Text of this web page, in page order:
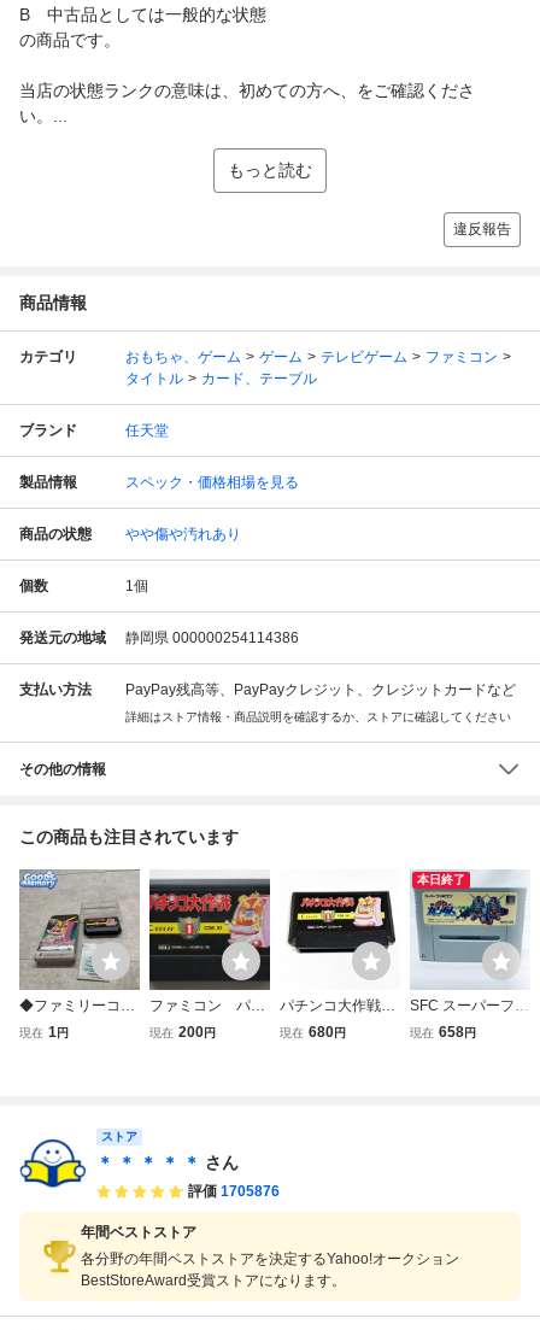
B 中古品としては一般的な状態
の商品です。
当店の状態ランクの意味は、初めての方へ、をご確認くださ
い。...
もっと読む
違反報告
商品情報
カテゴリ おもちゃ、ゲーム ゲーム テレビゲーム
ファミコン
タイトル
カード、テーブル
ブランド 任天堂
製品情報 スペック・価格相場を見る
商品の状態 やや傷や汚れあり
個数 1個
発送元の地域 静岡県 000000254114386
支払い方法 PayPay残高等、PayPayクレジット、クレジットカードなど
詳細はストア情報・商品説明を確認するか、ストアに確認してください
その他の情報
この商品も注目されています
◆ファミリーコン
ピューター/ファミ
現在 1円
ファミコン パチ
ンコ大作戦 1 CDS
現在 200円
パチンコ大作戦
【動作確認済】８
現在 680円
本日終了
SFC スーパーファ
ミコン SD機動戦
現在 658円
ストア
＊ ＊ ＊ ＊ ＊ さん
評価 1705876
年間ベストストア
各分野の年間ベストストアを決定するYahoo!オークション
BestStoreAward受賞ストアになります。